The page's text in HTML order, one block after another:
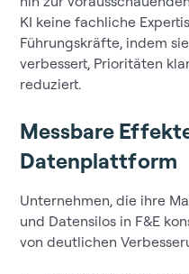
KI keine fachliche
Führungskräfte, indem
verbessert, Prioritäten
reduziert.
Messbare
Datenplattform
Unternehmen, die ihre
und Datensilos in F&E
von deutlichen